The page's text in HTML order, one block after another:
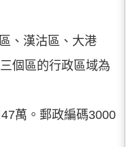
、漢沽區、大港
個區的行政區域為
萬。郵政編碼3000